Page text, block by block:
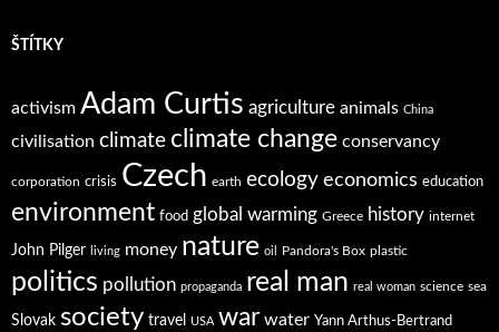
ŠTÍTKY
activism Adam Curtis agriculture animals China
civilisation climate climate change conservancy
corporation crisis Czech earth ecology economics education
environment food global warming Greece history internet
John Pilger living money nature oil Pandora's Box plastic
politics pollution propaganda real man real woman science sea
Slovak society travel USA war water Yann Arthus-Bertrand